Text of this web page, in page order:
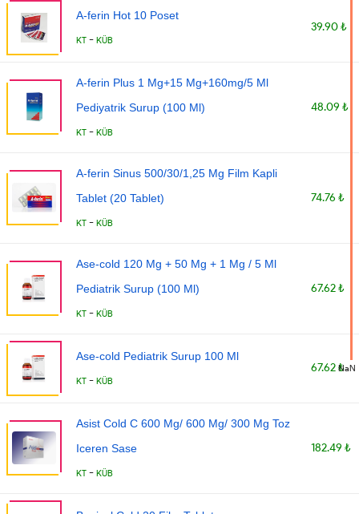
A-ferin Hot 10 Poset
KT - KÜB
39.90 ₺
A-ferin Plus 1 Mg+15 Mg+160mg/5 Ml
Pediyatrik Surup (100 Ml)
KT - KÜB
48.09 ₺
A-ferin Sinus 500/30/1,25 Mg Film Kapli
Tablet (20 Tablet)
KT - KÜB
74.76 ₺
Ase-cold 120 Mg + 50 Mg + 1 Mg / 5 Ml
Pediatrik Surup (100 Ml)
KT - KÜB
67.62 ₺
Ase-cold Pediatrik Surup 100 Ml
KT - KÜB
67.62 ₺
Asist Cold C 600 Mg/ 600 Mg/ 300 Mg Toz
Iceren Sase
KT - KÜB
182.49 ₺
NaN